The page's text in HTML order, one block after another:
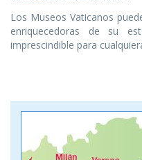
Los Museos Vaticanos
enriquecedoras de su
imprescindible para